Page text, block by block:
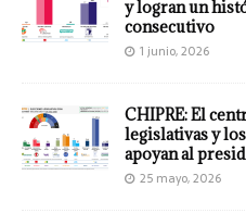
y logran un
consecutivo
1 junio, 2026
CHIPRE: El
legislativas y
apoyan al
25 mayo, 2026